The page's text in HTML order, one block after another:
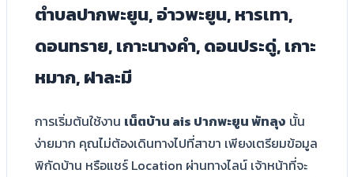
ตำบลปากพะยูน, อ่าวพะยูน, หารเทา,
ดอนทราย, เกาะนางคำ, ดอนประดู่, เกาะ
หมาก, ฝาละมี
การเริ่มต้นใช้งาน เน็ตบ้าน ais ปากพะยูน พัทลุง นั้น
ง่ายมาก คุณไม่ต้องเดินทางไปที่สาขา เพียงเตรียมข้อมูล
พิกัดบ้าน หรือแชร์ Location ผ่านทางไลน์ เจ้าหน้าที่จะ